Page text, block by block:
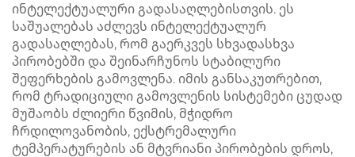
ინტელექტუალური გადასაღლებისთვის. ეს
საშუალებას აძლევს ინტელექტუალურ
გადასაღლებას, რომ გაერკვეს სხვადასხვა
პირობებში და შეინარჩუნოს სტაბილური
შეფერხების გამოვლენა. იმის განსაკუთრებით,
რომ ტრადიციული გამოვლენის სისტემები ცუდად
მუშაობს ძლიერი წვიმის, მჭიდრო
ჩრდილოვანობის, ექსტრემალური
ტემპერატურების ან მტვრიანი პირობების დროს,